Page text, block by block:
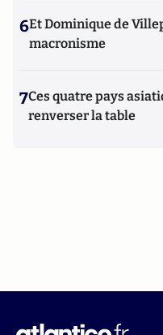
6Et Dominique de
macronisme
7Ces quatre pays
renverser la table